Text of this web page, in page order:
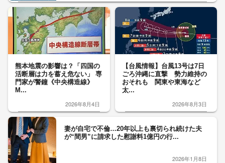
熊本地震の影響は？「四国の
活断層は力を蓄え危ない」 専
門家が警鐘《中央構造線》
M...
2026年8月4日
【台風情報】台風13号は7日
ごろ沖縄に直撃 勢力維持の
おそれも 関東や東海など
太...
2026年8月3日
妻が自宅で不倫…20年以上も裏切られ続けた夫
が“間男”に請求した慰謝料1億円の行...
2026年1月8日